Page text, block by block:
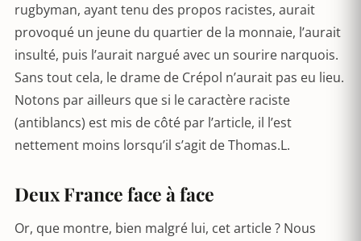
rugbyman, ayant tenu des propos racistes, aurait
provoqué un jeune du quartier de la monnaie, l’aurait
insulté, puis l’aurait nargué avec un sourire narquois.
Sans tout cela, le drame de Crépol n’aurait pas eu lieu.
Notons par ailleurs que si le caractère raciste
(antiblancs) est mis de côté par l’article, il l’est
nettement moins lorsqu’il s’agit de Thomas.L.
Deux France face à face
Or, que montre, bien malgré lui, cet article ? Nous